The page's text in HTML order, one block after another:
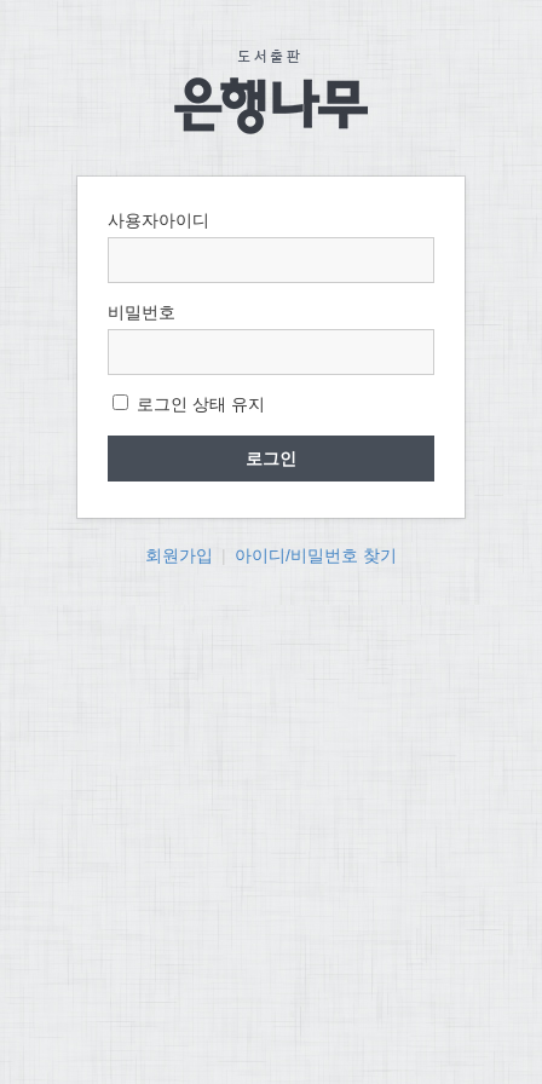
사용자아이디
비밀번호
로그인 상태 유지
회원가입 아이디/비밀번호 찾기